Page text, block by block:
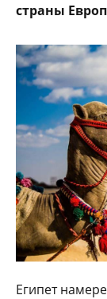
страны
Египет